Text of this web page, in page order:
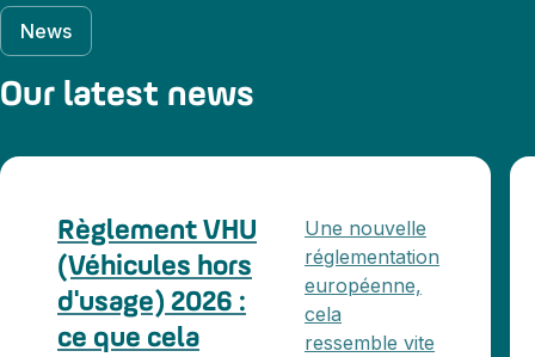
News
Our latest news
Règlement VHU
(Véhicules hors
d'usage) 2026 :
ce que cela
Une nouvelle
réglementation
européenne,
cela
ressemble vite